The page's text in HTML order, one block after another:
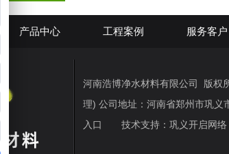
产品中心 工程案例 服务客户
河南浩博净水材料有限公司 版
理) 公司地址：河南省郑州市巩
入口
技术支持：巩义开启网络